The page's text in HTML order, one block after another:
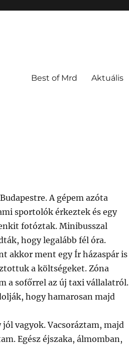
Best of Mrd Aktuális
A gépem azóta
sportolók érkeztek és egy
fotóztak. Minibusszal
hogy legalább fél óra.
akkor ment egy Ír házaspár is
a költségeket. Zóna
a sofőrrel az új taxi vállalatról.
hogy hamarosan majd
vagyok. Vacsoráztam, majd
Egész éjszaka, álmomban,